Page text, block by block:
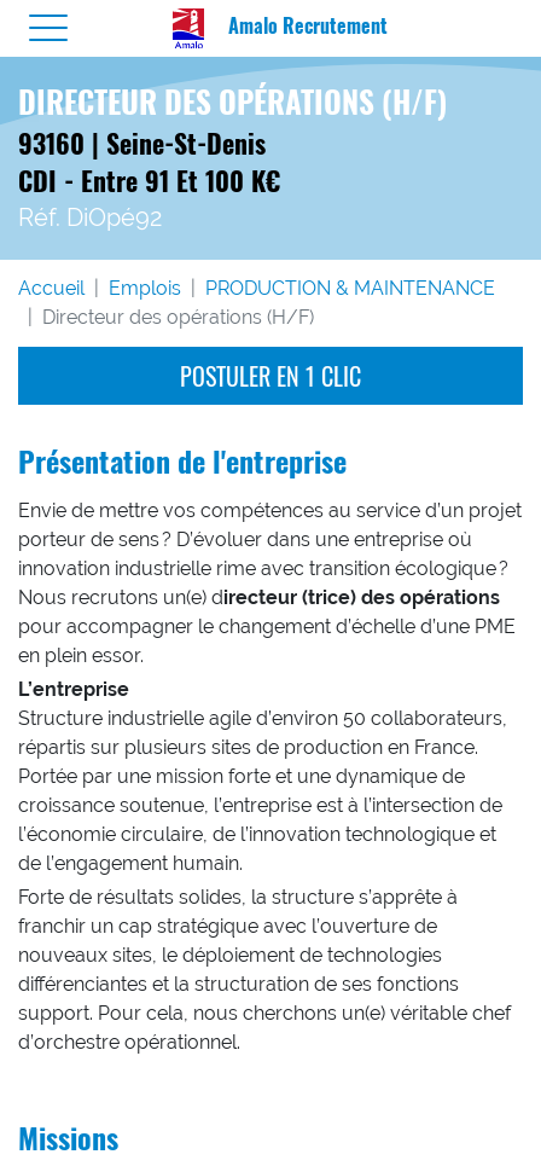
Amalo Recrutement
DIRECTEUR DES OPÉRATIONS (H/F)
93160 | Seine-St-Denis
CDI - Entre 91 Et 100 K€
Réf. DiOpé92
Accueil Emplois
PRODUCTION & MAINTENANCE
Directeur des opérations (H/F)
POSTULER EN 1 CLIC
Présentation de l'entreprise
Envie de mettre vos compétences au service d’un projet
porteur de sens ? D’évoluer dans une entreprise où
innovation industrielle rime avec transition écologique ?
Nous recrutons un(e) directeur (trice) des opérations
pour accompagner le changement d’échelle d’une PME
en plein essor.
L’entreprise
Structure industrielle agile d’environ 50 collaborateurs,
répartis sur plusieurs sites de production en France.
Portée par une mission forte et une dynamique de
croissance soutenue, l’entreprise est à l’intersection de
l’économie circulaire, de l’innovation technologique et
de l’engagement humain.
Forte de résultats solides, la structure s’apprête à
franchir un cap stratégique avec l’ouverture de
nouveaux sites, le déploiement de technologies
différenciantes et la structuration de ses fonctions
support. Pour cela, nous cherchons un(e) véritable chef
d’orchestre opérationnel.
Missions